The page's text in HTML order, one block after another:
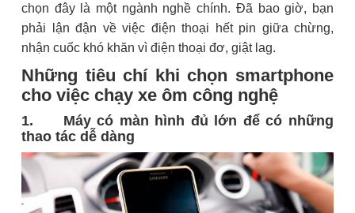
chọn đây là một ngành nghề chính. Đã bao giờ, bạn
phải lận đận về việc điện thoại hết pin giữa chừng,
nhận cuốc khó khăn vì điện thoại đơ, giật lag.
Những tiêu chí khi chọn smartphone
cho việc chạy xe ôm công nghệ
1. Máy có màn hình đủ lớn để có những
thao tác dễ dàng